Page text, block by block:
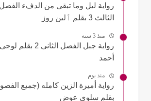
رواية ليل وما تبقى من الدفء الفصل
الثالث 3 بقلم ٱلين روز
منذ 3 سنة
رواية جبل الفصل الثانى 2 بقلم لوجى
أحمد
منذ يوم
رواية أميرة الزين كامله (جميع
بقلم سلوى عوض